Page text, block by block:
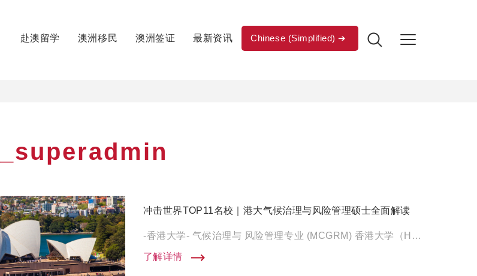
赴澳留学 澳洲移民 澳洲签证 最新资讯 Chinese (Simplified)
冲击世界TOP11名校｜港大气候治理与风险管理硕士全面解读
-香港大学- 气候治理与 风险管理专业 (MCGRM) 香港大学（HKU）作为香港历史最悠久的高等学府，在 2 […]
了解详情